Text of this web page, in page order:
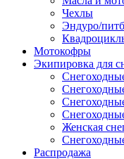
Чехлы
Эндуро/
Мотокофры
Экипировка для
Женская
Распродажа